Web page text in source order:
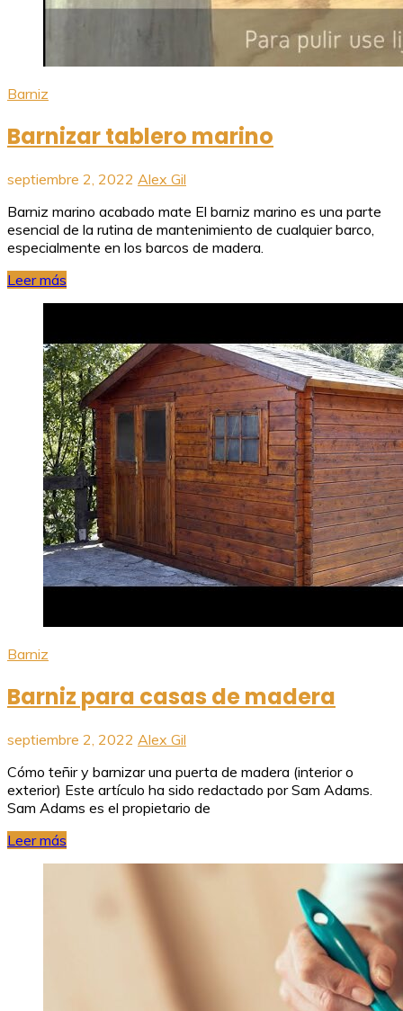
Barniz
Barnizar tablero marino
septiembre 2, 2022 Alex Gil
Barniz marino acabado mate El barniz marino es una parte
esencial de la rutina de mantenimiento de cualquier barco,
especialmente en los barcos de madera.
Leer más
Barniz
Barniz para casas de madera
septiembre 2, 2022 Alex Gil
Cómo teñir y barnizar una puerta de madera (interior o
exterior) Este artículo ha sido redactado por Sam Adams.
Sam Adams es el propietario de
Leer más